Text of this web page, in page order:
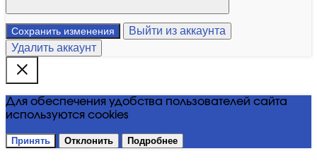
Сохранить изменения
Выйти из аккаунта
Удалить аккаунт
Для обеспечения удобства пользователей сайта
используются cookies
Принять Отклонить Подробнее